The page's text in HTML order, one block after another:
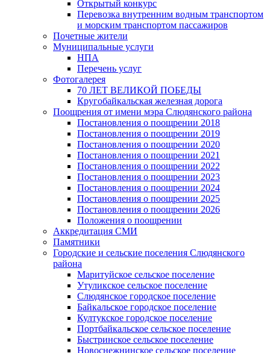
Открытый конкурс
Перевозка внутренним водным транспортом
и морским транспортом пассажиров
Почетные жители
Муниципальные услуги
НПА
Перечень услуг
Фотогалерея
70 ЛЕТ ВЕЛИКОЙ ПОБЕДЫ
Кругобайкальская железная дорога
Поощрения от имени мэра Слюдянского района
Постановления о поощрении 2018
Постановления о поощрении 2019
Постановления о поощрении 2020
Постановления о поощрении 2021
Постановления о поощрении 2022
Постановления о поощрении 2023
Постановления о поощрении 2024
Постановления о поощрении 2025
Постановления о поощрении 2026
Положения о поощрении
Аккредитация СМИ
Памятники
Городские и сельские поселения Слюдянского
района
Маритуйское сельское поселение
Утуликское сельское поселение
Слюдянское городское поселение
Байкальское городское поселение
Култукское городское поселение
Портбайкальское сельское поселение
Быстринское сельское поселение
Новоснежнинское сельское поселение